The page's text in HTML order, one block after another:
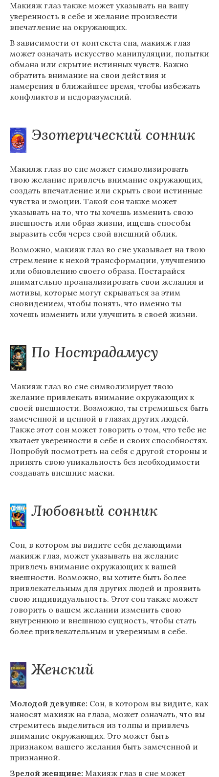
Макияж глаз также может указывать на вашу
уверенность в себе и желание произвести
впечатление на окружающих.
В зависимости от контекста сна, макияж глаз
может означать искусство манипуляции, попытки
обмана или скрытие истинных чувств. Важно
обратить внимание на свои действия и
намерения в ближайшее время, чтобы избежать
конфликтов и недоразумений.
Эзотерический сонник
Макияж глаз во сне может символизировать
твою желание привлечь внимание окружающих,
создать впечатление или скрыть свои истинные
чувства и эмоции. Такой сон также может
указывать на то, что ты хочешь изменить свою
внешность или образ жизни, ищешь способы
выразить себя через свой внешний облик.
Возможно, макияж глаз во сне указывает на твою
стремление к некой трансформации, улучшению
или обновлению своего образа. Постарайся
внимательно проанализировать свои желания и
мотивы, которые могут скрываться за этим
сновидением, чтобы понять, что именно ты
хочешь изменить или улучшить в своей жизни.
По Нострадамусу
Макияж глаз во сне символизирует твою
желание привлекать внимание окружающих к
своей внешности. Возможно, ты стремишься быть
замеченной и ценной в глазах других людей.
Также этот сон может говорить о том, что тебе не
хватает уверенности в себе и своих способностях.
Попробуй посмотреть на себя с другой стороны и
принять свою уникальность без необходимости
создавать внешние маски.
Любовный сонник
Сон, в котором вы видите себя делающими
макияж глаз, может указывать на желание
привлечь внимание окружающих к вашей
внешности. Возможно, вы хотите быть более
привлекательным для других людей и проявить
свою индивидуальность. Этот сон также может
говорить о вашем желании изменить свою
внутреннюю и внешнюю сущность, чтобы стать
более привлекательным и уверенным в себе.
Женский
Молодой девушке: Сон, в котором вы видите, как
наносят макияж на глаза, может означать, что вы
стремитесь выделиться из толпы и привлечь
внимание окружающих. Это может быть
признаком вашего желания быть замеченной и
признанной.
Зрелой женщине: Макияж глаз в сне может